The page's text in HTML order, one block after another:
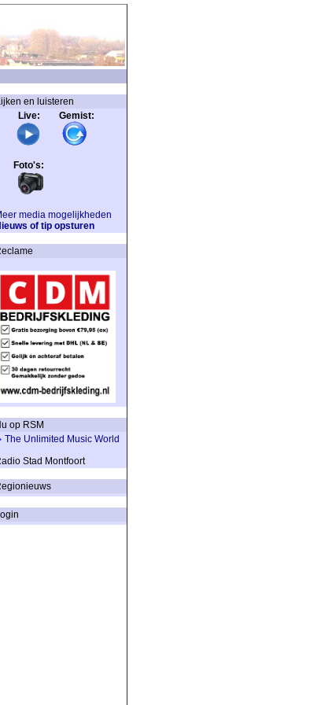
en luisteren
Live: Gemist:
Foto's:
media mogelijkheden
of tip opsturen
op RSM
The Unlimited Music World
Stad Montfoort